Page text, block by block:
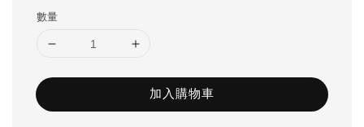
數量
加入購物車